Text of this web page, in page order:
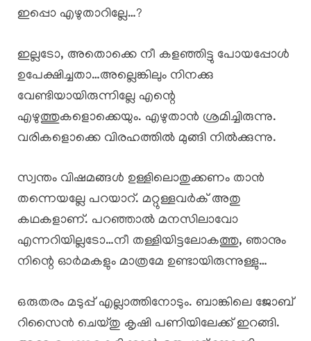
ഇപ്പൊ എഴുതാറില്ലേ…?
ഇല്ലടോ, അതൊക്കെ നീ കളഞ്ഞിട്ടു പോയപ്പോൾ
ഉപേക്ഷിച്ചതാ…അല്ലെങ്കിലും നിനക്കു
വേണ്ടിയായിരുന്നില്ലേ എന്റെ
എഴുത്തുകളൊക്കെയും. എഴുതാൻ ശ്രമിച്ചിരുന്നു.
വരികളൊക്കെ വിരഹത്തിൽ മുങ്ങി നിൽക്കുന്നു.
സ്വന്തം വിഷമങ്ങൾ ഉള്ളിലൊതുക്കണം താൻ
തന്നെയല്ലേ പറയാറ്‌. മറ്റുള്ളവർക് അതു
കഥകളാണ്. പറഞ്ഞാൽ മനസിലാവോ
എന്നറിയില്ലടോ…നീ തള്ളിയിട്ടലോകത്തു, ഞാനും
നിന്റെ ഓർമകളും മാത്രമേ ഉണ്ടായിരുന്നുള്ളു…
ഒരുതരം മടുപ്പ് എല്ലാത്തിനോടും. ബാങ്കിലെ ജോബ്
റിസൈൻ ചെയ്തു കൃഷി പണിയിലേക്ക് ഇറങ്ങി.